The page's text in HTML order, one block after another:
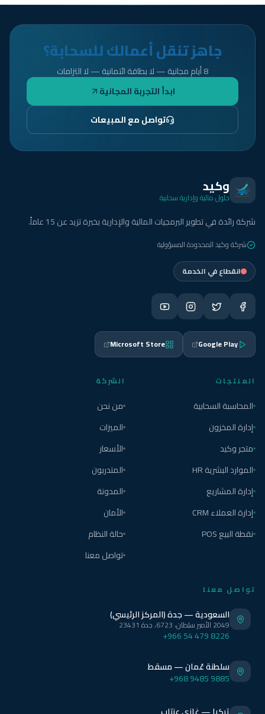
جاهز تنقل أعمالك للسحابة؟
8 أيام مجانية — لا بطاقة ائتمانية — لا التزامات
ابدأ التجربة المجانية
تواصل مع المبيعات
وكيد
حلول مالية وإدارية سحابية
شركة رائدة في تطوير البرمجيات المالية والإدارية بخبرة تزيد عن 15 عاماً.
شركة وكيد المحدودة المسؤولية
انقطاع في الخدمة
Google Play
Microsoft Store
المنتجات
المحاسبة السحابية
إدارة المخزون
متجر وكيد
الموارد البشرية HR
إدارة المشاريع
إدارة العملاء CRM
نقطة البيع POS
الشركة
من نحن
الميزات
الأسعار
المتدربون
المدونة
الأمان
حالة النظام
تواصل معنا
تواصل معنا
السعودية — جدة (المركز الرئيسي)
2049 الأمير سلطان، 6723، جدة 23431
+966 54 479 8226
سلطنة عُمان — مسقط
+968 9485 9885